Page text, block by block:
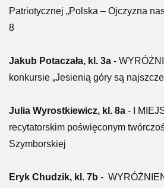
Patriotycznej „Polska – Ojczyzna
8
Jakub Potaczała, kl. 3a -
konkursie „Jesienią góry są
Julia Wyrostkiewicz, kl. 8a - I
recytatorskim poświęconym
Szymborskiej
Eryk Chudzik, kl. 7b -